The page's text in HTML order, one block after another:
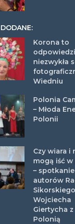
Korona to
niezwykła
Wiedniu
Polonia
– Młoda
Polonii
Czy wiara i
mogą iść w
– spotkanie
autorów
Wojciecha
Giertycha z
Polonią